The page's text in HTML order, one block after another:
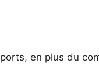
en plus du